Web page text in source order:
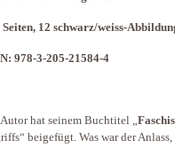
Seiten, 12 schwarz/weiss-
978-3-205-21584-4
hat seinem Buchtitel „
beigefügt. Was war der